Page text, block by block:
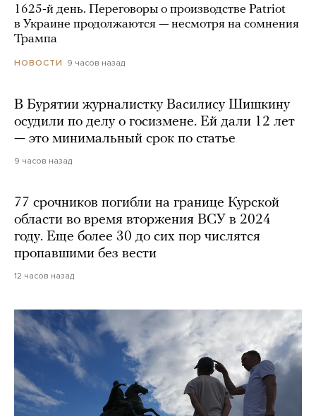
1625-й день. Переговоры о производстве Patriot
в Украине продолжаются — несмотря на сомнения
Трампа
НОВОСТИ 9 часов назад
В Бурятии журналистку Василису Шишкину
осудили по делу о госизмене. Ей дали 12 лет
— это минимальный срок по статье
9 часов назад
77 срочников погибли на границе Курской
области во время вторжения ВСУ в 2024
году. Еще более 30 до сих пор числятся
пропавшими без вести
12 часов назад